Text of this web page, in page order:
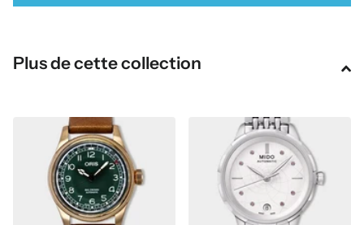
Plus de cette collection